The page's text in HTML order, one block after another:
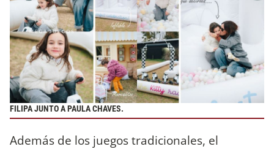
FILIPA JUNTO A PAULA CHAVES.
Además de los juegos tradicionales, el